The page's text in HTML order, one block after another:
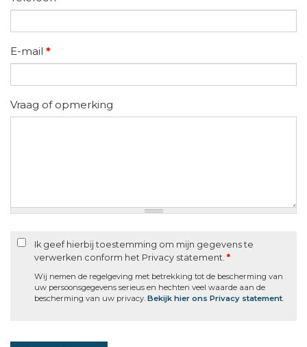
E-mail *
Vraag of opmerking
Ik geef hierbij toestemming om mijn gegevens te
verwerken conform het Privacy statement. *
Wij nemen de regelgeving met betrekking tot de bescherming van
uw persoonsgegevens serieus en hechten veel waarde aan de
bescherming van uw privacy. Bekijk hier ons Privacy statement.